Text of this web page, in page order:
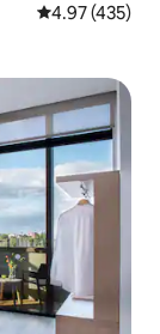
평점 4.97점(5
4.97 (435)